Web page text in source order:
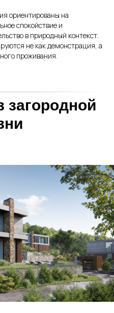
ориентированы на
спокойствие и
в природный контекст.
не как демонстрация, а
проживания.